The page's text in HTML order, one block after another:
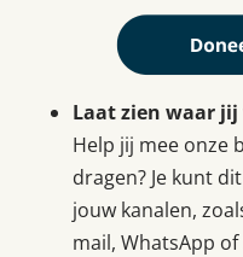
Laat zien waar
Help jij mee onze
dragen? Je kunt
jouw kanalen,
mail, WhatsApp of